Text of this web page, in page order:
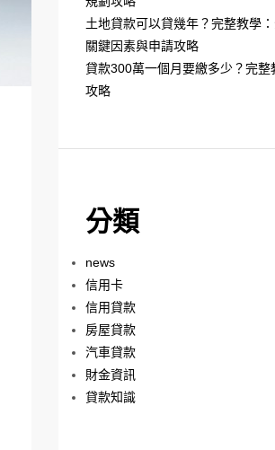
土地貸款可以貸幾年？完整教學
關鍵因素與申請攻略
貸款300萬一個月要繳多少？完整
攻略
分類
news
信用卡
信用貸款
房屋貸款
汽車貸款
財金資訊
貸款知識